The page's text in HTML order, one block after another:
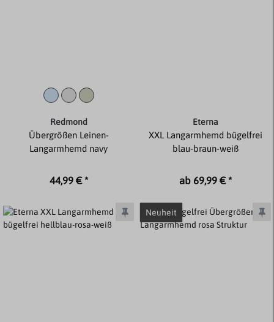
Redmond
Übergrößen Leinen-
Langarmhemd navy
44,99 € *
Eterna
XXL Langarmhemd bügelfrei
blau-braun-weiß
ab 69,99 € *
Neuheit